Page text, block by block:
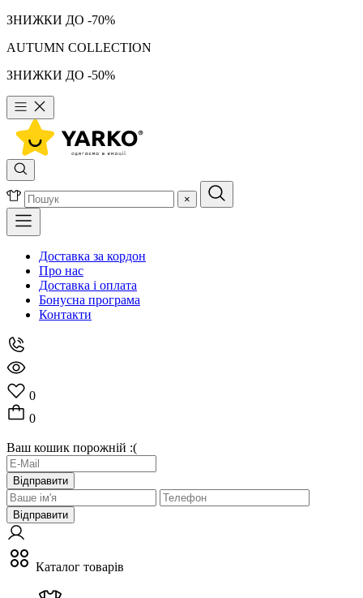
ЗНИЖКИ ДО -70%
AUTUMN COLLECTION
ЗНИЖКИ ДО -50%
×
Доставка за кордон
Про нас
Доставка і оплата
Бонусна програма
Контакти
0
0
Ваш кошик порожній :(
Відправити
Відправити
Каталог товарів